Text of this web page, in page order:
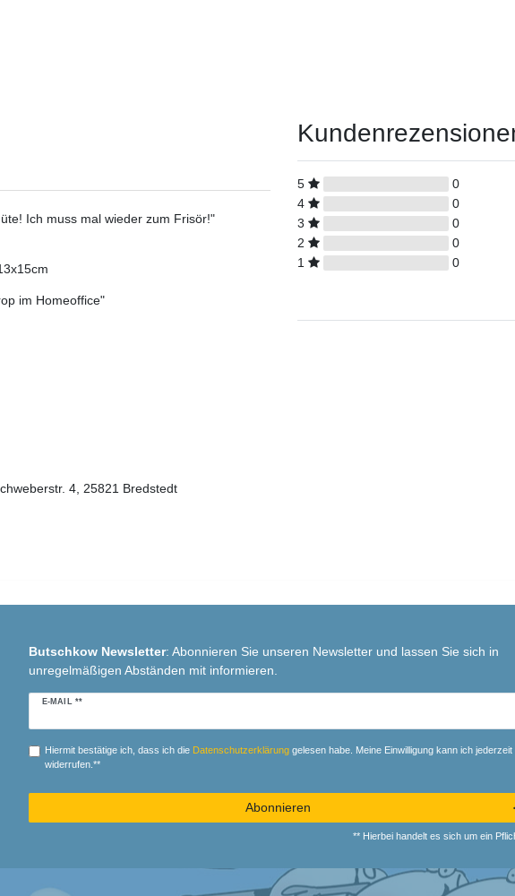
Ich muss mal wieder zum Frisör!"
im Homeoffice"
4, 25821 Bredstedt
5
0
4
0
3
0
2
0
1
0
Butschkow Newsletter: Abonnieren Sie unseren Newsletter und lassen Sie sich in
unregelmäßigen Abständen mit informieren.
E-MAIL **
Newsletter
Hiermit bestätige ich, dass ich die Daten­schutz­erklärunggelesen habe. Meine Einwilligung kann ich jederzeit
widerrufen.**
Abonnieren
** Hierbei handelt es sich um ein